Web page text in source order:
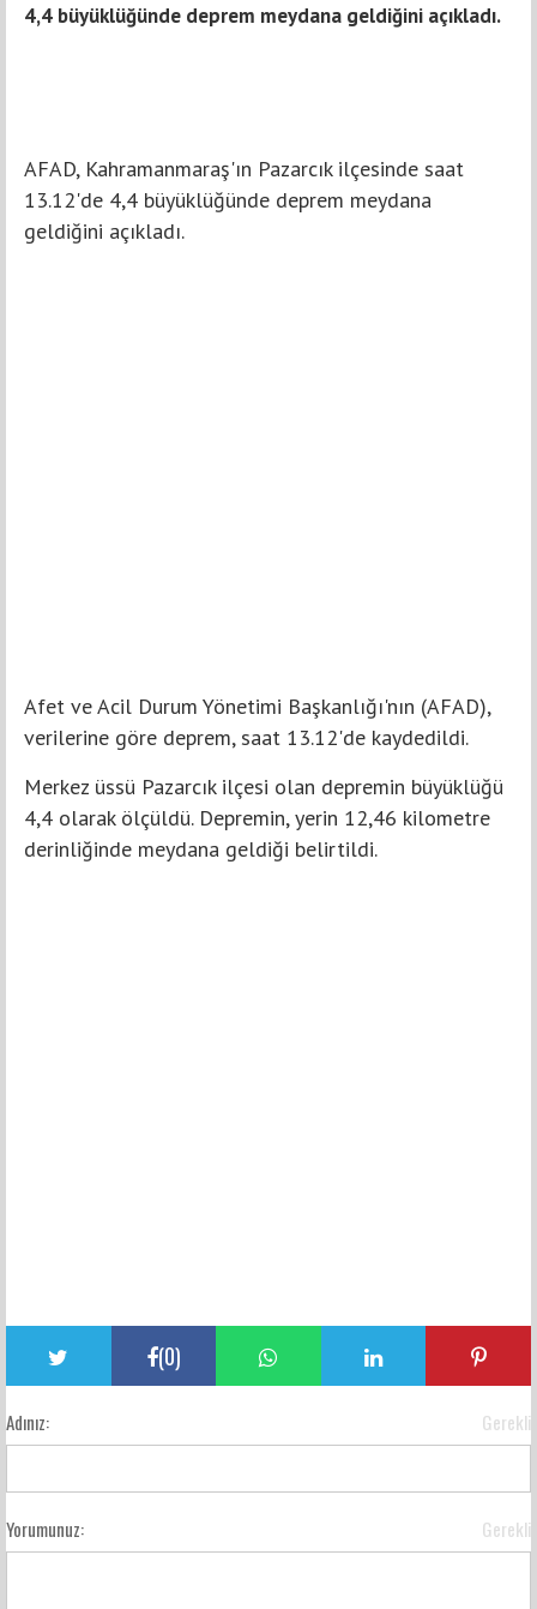
4,4 büyüklüğünde deprem meydana geldiğini açıkladı.
AFAD, Kahramanmaraş'ın Pazarcık ilçesinde saat
13.12'de 4,4 büyüklüğünde deprem meydana
geldiğini açıkladı.
Afet ve Acil Durum Yönetimi Başkanlığı'nın (AFAD),
verilerine göre deprem, saat 13.12'de kaydedildi.
Merkez üssü Pazarcık ilçesi olan depremin büyüklüğü
4,4 olarak ölçüldü. Depremin, yerin 12,46 kilometre
derinliğinde meydana geldiği belirtildi.
(0)
Adınız: Gerekli
Yorumunuz: Gerekli